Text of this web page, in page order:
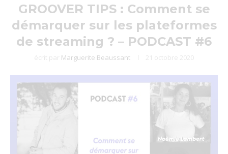
GROOVER TIPS : Comment se
démarquer sur les plateformes
de streaming ? – PODCAST #6
écrit par Marguerite Beaussant 21 octobre 2020